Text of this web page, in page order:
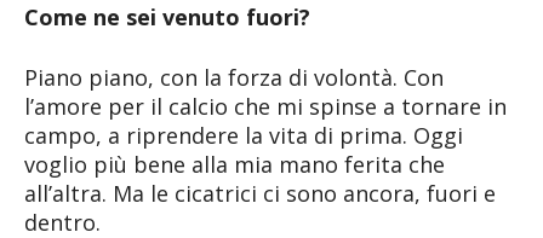
Come ne sei venuto fuori?
Piano piano, con la forza di volontà. Con
l’amore per il calcio che mi spinse a tornare in
campo, a riprendere la vita di prima. Oggi
voglio più bene alla mia mano ferita che
all’altra. Ma le cicatrici ci sono ancora, fuori e
dentro.